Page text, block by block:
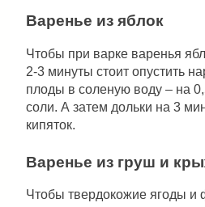
Варенье из яблок
Чтобы при варке варенья
2-3 минуты стоит опустить
плоды в соленую воду – на
соли. А затем дольки на 3
кипяток.
Варенье из груш и
Чтобы твердокожие ягоды и